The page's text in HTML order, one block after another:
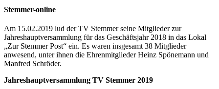
Stemmer-online
Am 15.02.2019 lud der TV Stemmer seine Mitglieder zur
Jahreshauptversammlung für das Geschäftsjahr 2018 in das Lokal
„Zur Stemmer Post“ ein. Es waren insgesamt 38 Mitglieder
anwesend, unter ihnen die Ehrenmitglieder Heinz Spönemann und
Manfred Schröder.
Jahreshauptversammlung TV Stemmer 2019